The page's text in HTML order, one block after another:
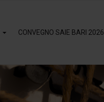
CONVEGNO SAIE BARI 2026